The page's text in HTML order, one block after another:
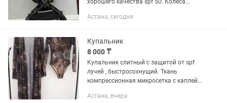
хорошего качества spf 50. Колеса
Перекидная ручка, также регулируется
Астана, сегодня
Купальник
8 000 ₸
Купальник слитный с защитой от spf
лучей , быстросохнущий. Ткань
компрессионная микросетка с каплей
непросвечивает. Размер купальника
Астана, вчера